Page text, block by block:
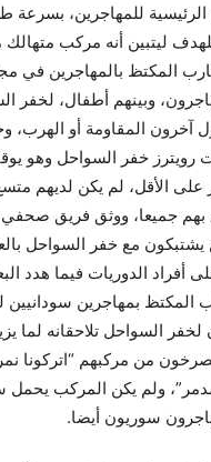
الرئيسية للمهاجرين،
ليتبين أنه مركب
المكتظ بالمهاجرين في
وبينهم أطفال، لخفر
المقاومة أو الهرب،
رويترز خفر السواحل وهو
على الأقل، لم يكن لديهم
بهم جميعا، ووثق فريق
يشتبكون مع خفر السواحل
أفراد الدوريات فيما هدد
المكتظ بمهاجرين
من مركبهم “اتركونا
ولم يكن المركب يحمل
سوريون أيضا.